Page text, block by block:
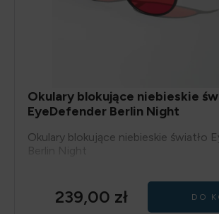
Okulary blokujące niebieskie
EyeDefender Berlin Night
Okulary blokujące niebieskie światło
239,00 zł DO